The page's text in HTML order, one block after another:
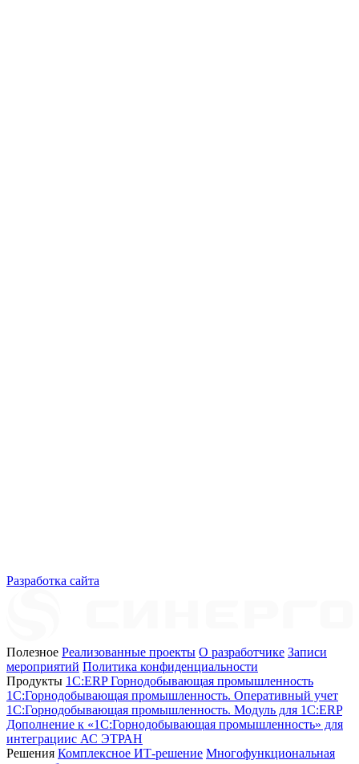
Разработка сайта
Полезное Реализованные проекты О разработчике Записи
мероприятий Политика конфиденциальности
Продукты 1C:ERP Горнодобывающая промышленность
1C:Горнодобывающая промышленность. Оперативный учет
1C:Горнодобывающая промышленность. Модуль для 1С:ERP
Дополнение к «1С:Горнодобывающая промышленность» для
интеграциис АС ЭТРАН
Решения Комплексное ИТ-решение Многофункциональная